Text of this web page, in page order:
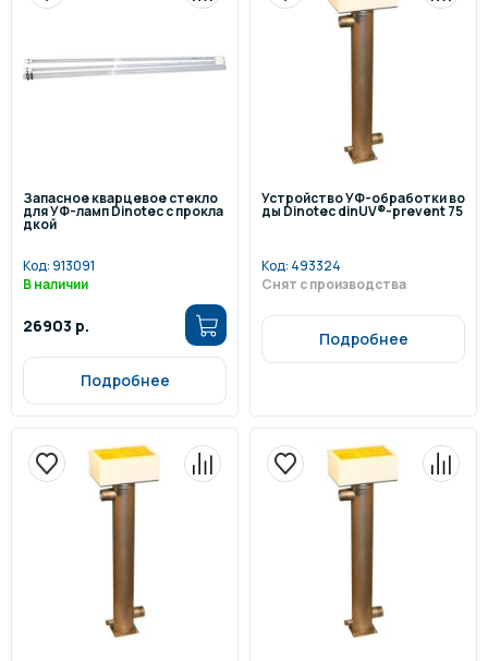
Запасное кварцевое стекло
для УФ-ламп Dinotec с прокла
дкой
Код:913091
В наличии
26903 р.
Подробнее
Устройство УФ-обработки во
ды Dinotec dinUV®-prevent 75
Код: 493324
Снят с производства
Подробнее